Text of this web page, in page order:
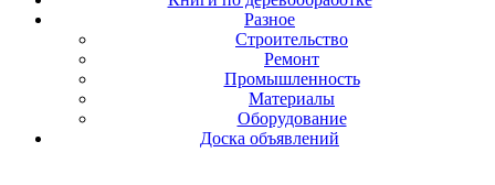
Разное
Строительство
Ремонт
Промышленность
Материалы
Оборудование
Доска объявлений